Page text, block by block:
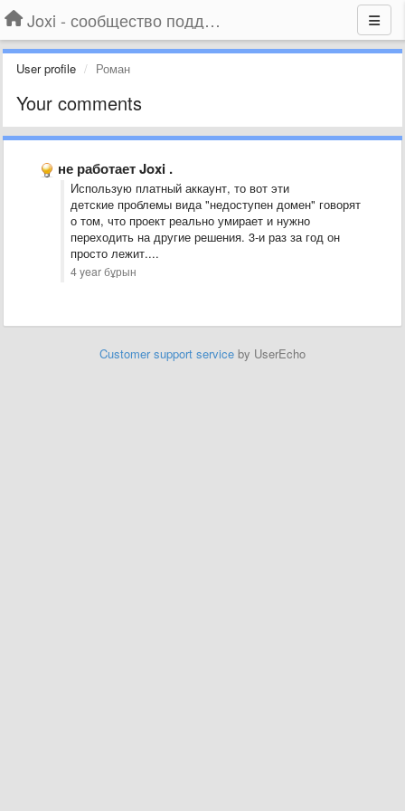
Joxi - сообщество поддержки
User profile Роман
Your comments
не работает Joxi .
Использую платный аккаунт, то вот эти
детские проблемы вида "недоступен домен" говорят
о том, что проект реально умирает и нужно
переходить на другие решения. 3-и раз за год он
просто лежит....
4 year бұрын
Customer support service by UserEcho